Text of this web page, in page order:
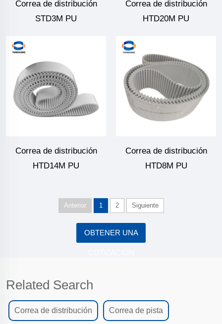
Correa de distribución
STD3M PU
Correa de distribución
HTD20M PU
Correa de distribución
HTD14M PU
Correa de distribución
HTD8M PU
Anterior 1 2 Siguiente
OBTENER UNA
Related Search
Correa de distribución Correa de pista